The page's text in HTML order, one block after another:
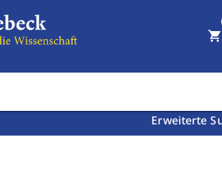
Erweiterte
shopping_cart